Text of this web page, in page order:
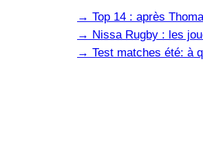
→ Top 14 : après
→ Nissa Rugby : les
→ Test matches été: à